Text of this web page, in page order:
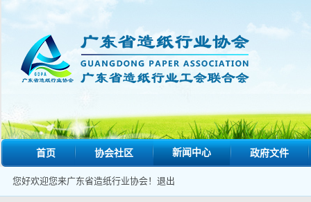
首页 协会社区 新闻中心 政府文件
您好欢迎您来广东省造纸行业协会！ 退出